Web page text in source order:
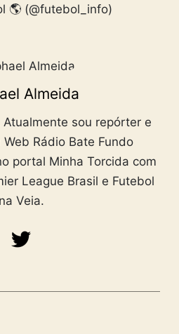
🌎 (@futebol_info)
Almeida
sou repórter e
Rádio Bate Fundo
portal Minha Torcida com
League Brasil e Futebol
na Veia.